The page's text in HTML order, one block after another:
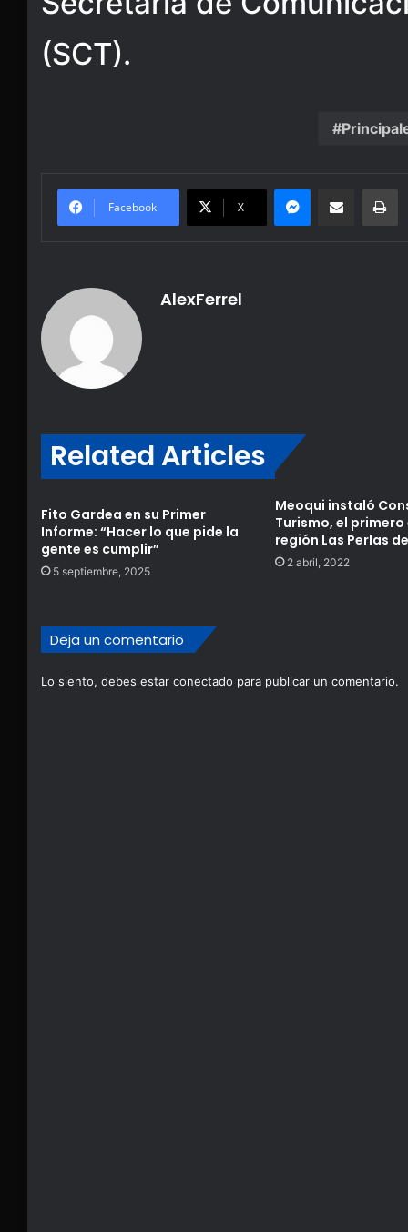
(SCT).
Facebook X
Messenger
Share via Email
AlexFerrel
Related Articles
Fito Gardea en su Primer
Informe: “Hacer lo que pide la
gente es cumplir”
5 septiembre, 2025
Meoqui instaló
Turismo, el primero
región Las Perlas
2 abril, 2022
Deja un comentario
Lo siento, debes estar conectado para publicar un comentario.